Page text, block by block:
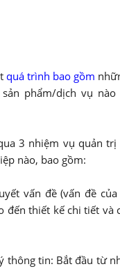
quá trình bao gồm
phẩm/dịch vụ
3 nhiệm vụ quản
nào, bao gồm:
vấn đề (vấn đề của
đến thiết kế chi tiết và
thông tin: Bắt đầu từ